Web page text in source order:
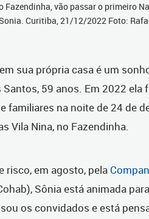
Fazendinha, vão passar o primeiro
Curitiba, 21/12/2022 Foto:
sua própria casa é um
59 anos. Em 2022 ela
familiares na noite de 24 de
Vila Nina, no Fazendinha.
risco, em agosto, pela
Sônia está animada
os convidados e está